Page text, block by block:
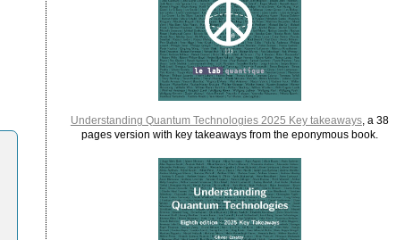
Understanding Quantum Technologies 2025 Key takeaways, a 38
pages version with key takeaways from the eponymous book.